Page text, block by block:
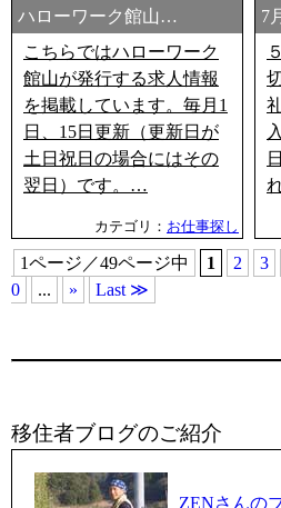
ハローワーク館山…
こちらではハローワーク
館山が発行する求人情報
を掲載しています。毎月1
日、15日更新（更新日が
土日祝日の場合にはその
翌日）です。…
カテゴリ： お仕事探し
7
1ページ／49ページ中 1 2 3
0
... » Last ≫
移住者ブログのご紹介
ZENさんの